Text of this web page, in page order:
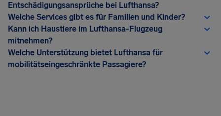
Entschädigungsansprüche bei Lufthansa?
Welche Services gibt es für Familien und Kinder?
Kann ich Haustiere im Lufthansa-Flugzeug
mitnehmen?
Welche Unterstützung bietet Lufthansa für
mobilitätseingeschränkte Passagiere?